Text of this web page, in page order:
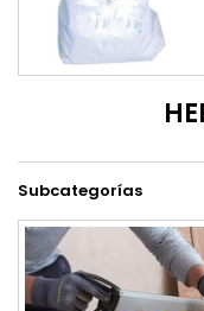
Subcategorías